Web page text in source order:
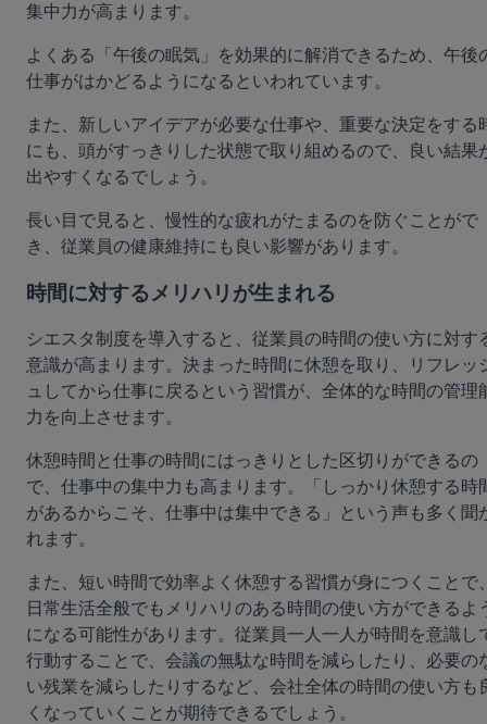
集中力が高まります。
よくある「午後の眠気」を効果的に解消できるため、午後
仕事がはかどるようになるといわれています。
また、新しいアイデアが必要な仕事や、重要な決定をする
にも、頭がすっきりした状態で取り組めるので、良い結果
出やすくなるでしょう。
長い目で見ると、慢性的な疲れがたまるのを防ぐことがで
き、従業員の健康維持にも良い影響があります。
時間に対するメリハリが生まれる
シエスタ制度を導入すると、従業員の時間の使い方に対す
意識が高まります。決まった時間に休憩を取り、リフレッ
ュしてから仕事に戻るという習慣が、全体的な時間の管理
力を向上させます。
休憩時間と仕事の時間にはっきりとした区切りができるの
で、仕事中の集中力も高まります。「しっかり休憩する時
があるからこそ、仕事中は集中できる」という声も多く聞
れます。
また、短い時間で効率よく休憩する習慣が身につくことで
日常生活全般でもメリハリのある時間の使い方ができるよ
になる可能性があります。従業員一人一人が時間を意識し
行動することで、会議の無駄な時間を減らしたり、必要の
い残業を減らしたりするなど、会社全体の時間の使い方も
くなっていくことが期待できるでしょう。